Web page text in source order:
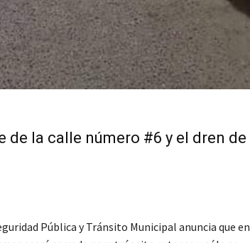
la calle número #6 y el dren de
Pública y Tránsito Municipal anuncia que en